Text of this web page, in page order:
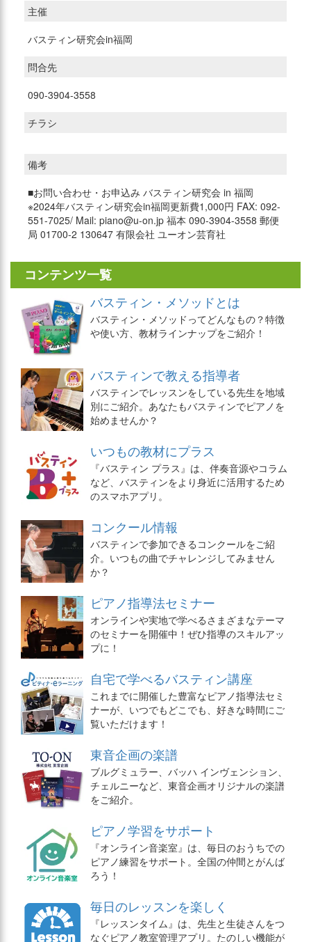
主催
バスティン研究会in福岡
問合先
090-3904-3558
チラシ
備考
■お問い合わせ・お申込み バスティン研究会 in 福岡
※2024年バスティン研究会in福岡更新費1,000円 FAX: 092-
551-7025/ Mail: piano@u-on.jp 福本 090-3904-3558 郵便
局 01700-2 130647 有限会社 ユーオン芸育社
コンテンツ一覧
バスティン・メソッドとは
バスティン・メソッドってどんなもの？特徴
や使い方、教材ラインナップをご紹介！
バスティンで教える指導者
バスティンでレッスンをしている先生を地域
別にご紹介。あなたもバスティンでピアノを
始めませんか？
いつもの教材にプラス
『バスティン プラス』は、伴奏音源やコラム
など、バスティンをより身近に活用するため
のスマホアプリ。
コンクール情報
バスティンで参加できるコンクールをご紹
介。いつもの曲でチャレンジしてみません
か？
ピアノ指導法セミナー
オンラインや実地で学べるさまざまなテーマ
のセミナーを開催中！ぜひ指導のスキルアッ
プに！
自宅で学べるバスティン講座
これまでに開催した豊富なピアノ指導法セミ
ナーが、いつでもどこでも、好きな時間にご
覧いただけます！
東音企画の楽譜
ブルグミュラー、バッハ インヴェンション、
チェルニーなど、東音企画オリジナルの楽譜
をご紹介。
ピアノ学習をサポート
『オンライン音楽室』は、毎日のおうちでの
ピアノ練習をサポート。全国の仲間とがんば
ろう！
毎日のレッスンを楽しく
『レッスンタイム』は、先生と生徒さんをつ
なぐピアノ教室管理アプリ。たのしい機能が